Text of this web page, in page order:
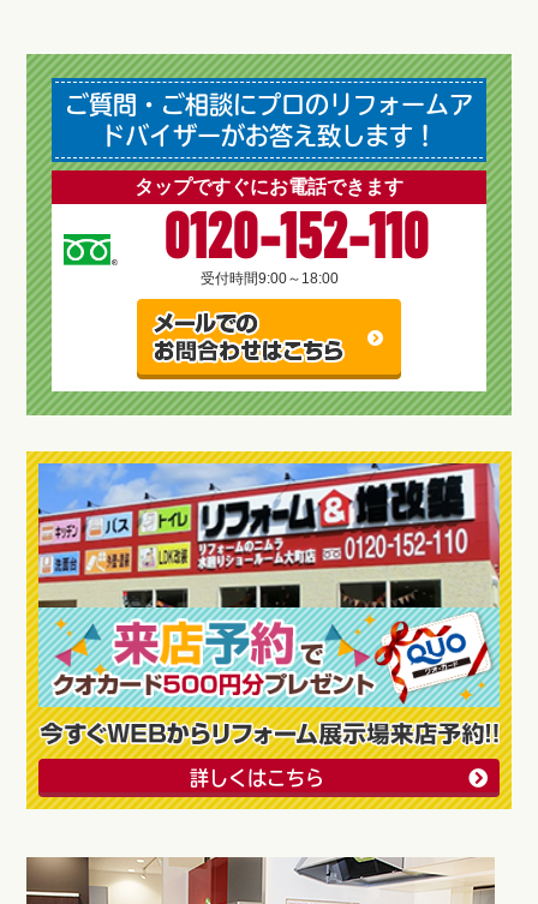
ご質問・ご相談にプロのリフォームア
ドバイザーがお答え致します！
タップですぐにお電話できます
0120-152-110
受付時間9:00～18:00
詳しくはこちら